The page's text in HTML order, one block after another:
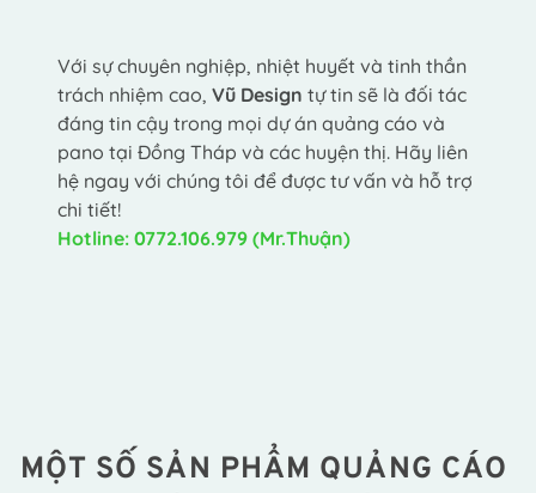
Với sự chuyên nghiệp, nhiệt huyết và tinh thần
trách nhiệm cao, Vũ Design tự tin sẽ là đối tác
đáng tin cậy trong mọi dự án quảng cáo và
pano tại Đồng Tháp và các huyện thị. Hãy liên
hệ ngay với chúng tôi để được tư vấn và hỗ trợ
chi tiết!
Hotline: 0772.106.979 (Mr.Thuận)
MỘT SỐ SẢN PHẨM QUẢNG CÁO